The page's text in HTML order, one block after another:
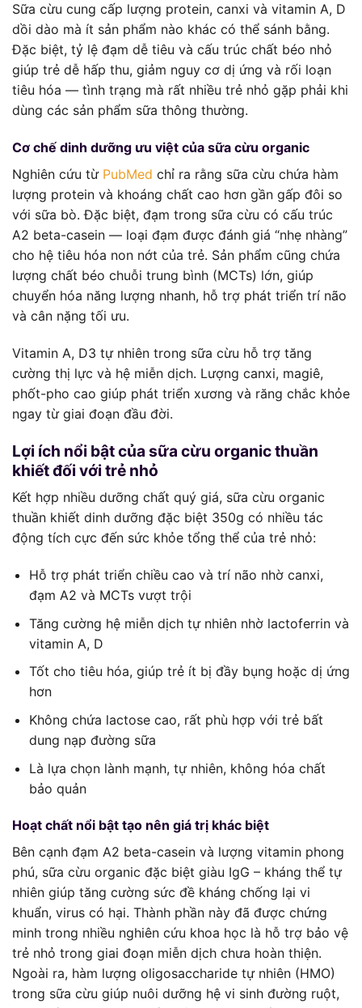
Sữa cừu cung cấp lượng protein, canxi và vitamin A, D
dồi dào mà ít sản phẩm nào khác có thể sánh bằng.
Đặc biệt, tỷ lệ đạm dễ tiêu và cấu trúc chất béo nhỏ
giúp trẻ dễ hấp thu, giảm nguy cơ dị ứng và rối loạn
tiêu hóa — tình trạng mà rất nhiều trẻ nhỏ gặp phải khi
dùng các sản phẩm sữa thông thường.
Cơ chế dinh dưỡng ưu việt của sữa cừu organic
Nghiên cứu từ PubMed chỉ ra rằng sữa cừu chứa hàm
lượng protein và khoáng chất cao hơn gần gấp đôi so
với sữa bò. Đặc biệt, đạm trong sữa cừu có cấu trúc
A2 beta-casein — loại đạm được đánh giá “nhẹ nhàng”
cho hệ tiêu hóa non nớt của trẻ. Sản phẩm cũng chứa
lượng chất béo chuỗi trung bình (MCTs) lớn, giúp
chuyển hóa năng lượng nhanh, hỗ trợ phát triển trí não
và cân nặng tối ưu.
Vitamin A, D3 tự nhiên trong sữa cừu hỗ trợ tăng
cường thị lực và hệ miễn dịch. Lượng canxi, magiê,
phốt-pho cao giúp phát triển xương và răng chắc khỏe
ngay từ giai đoạn đầu đời.
Lợi ích nổi bật của sữa cừu organic thuần
khiết đối với trẻ nhỏ
Kết hợp nhiều dưỡng chất quý giá, sữa cừu organic
thuần khiết dinh dưỡng đặc biệt 350g có nhiều tác
động tích cực đến sức khỏe tổng thể của trẻ nhỏ:
Hỗ trợ phát triển chiều cao và trí não nhờ canxi,
đạm A2 và MCTs vượt trội
Tăng cường hệ miễn dịch tự nhiên nhờ lactoferrin và
vitamin A, D
Tốt cho tiêu hóa, giúp trẻ ít bị đầy bụng hoặc dị ứng
hơn
Không chứa lactose cao, rất phù hợp với trẻ bất
dung nạp đường sữa
Là lựa chọn lành mạnh, tự nhiên, không hóa chất
bảo quản
Hoạt chất nổi bật tạo nên giá trị khác biệt
Bên cạnh đạm A2 beta-casein và lượng vitamin phong
phú, sữa cừu organic đặc biệt giàu IgG – kháng thể tự
nhiên giúp tăng cường sức đề kháng chống lại vi
khuẩn, virus có hại. Thành phần này đã được chứng
minh trong nhiều nghiên cứu khoa học là hỗ trợ bảo vệ
trẻ nhỏ trong giai đoạn miễn dịch chưa hoàn thiện.
Ngoài ra, hàm lượng oligosaccharide tự nhiên (HMO)
trong sữa cừu giúp nuôi dưỡng hệ vi sinh đường ruột,